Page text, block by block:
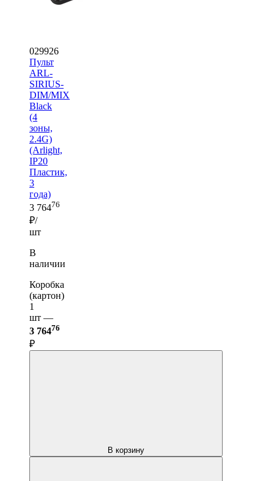
029926
Пульт
ARL-
SIRIUS-
DIM/MIX
Black
(4
зоны,
2.4G)
(Arlight,
IP20
Пластик,
3
года)
3 76476
₽/
шт
В
наличии
Коробка
(картон)
1
шт —
3 76476
₽
В корзину